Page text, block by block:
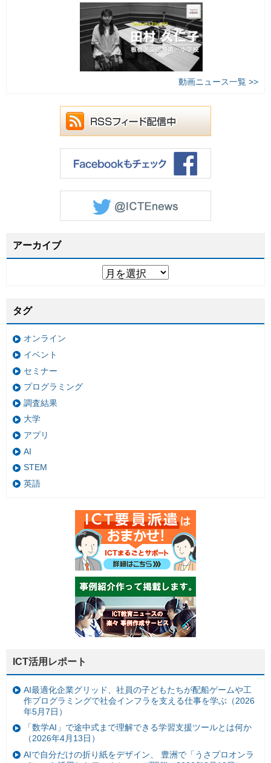
動画ニュース一覧 >>
アーカイブ
タグ
オンライン
イベント
セミナー
プログラミング
調査結果
大学
アプリ
AI
STEM
英語
ICT活用レポート
AI最適化企業グリッド、社員の子どもたちが配船ゲームや工
作プログラミングで社会インフラを支える仕事を学ぶ（2026
年5月7日）
「数学AI」で途中式まで理解できる学習支援ツールとは何か
（2026年4月13日）
AIで自分だけの折り紙をデザイン、 豊洲で「うさプロオンラ